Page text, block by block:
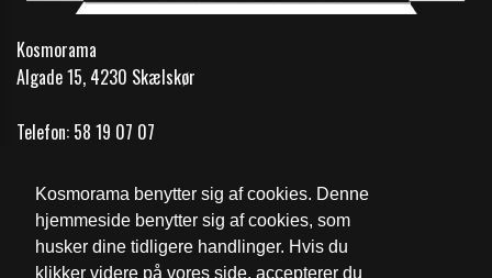
Kosmorama benytter sig af cookies. Denne
hjemmeside benytter sig af cookies, som
husker dine tidligere handlinger. Hvis du
klikker videre på vores side, accepterer du
Kosmorama
Algade 15, 4230 Skælskør
Telefon: 58 19 07 07
Åbningstider
Cookie- og privatlivspolitik